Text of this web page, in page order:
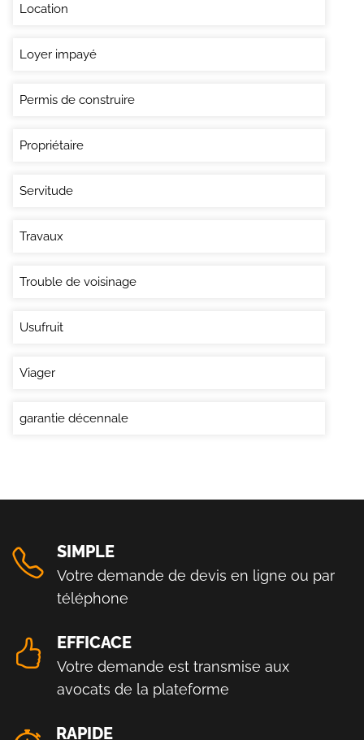
Location
Loyer impayé
Permis de construire
Propriétaire
Servitude
Travaux
Trouble de voisinage
Usufruit
Viager
garantie décennale
SIMPLE
Votre demande de devis en ligne ou par
téléphone
EFFICACE
Votre demande est transmise aux
avocats de la plateforme
RAPIDE